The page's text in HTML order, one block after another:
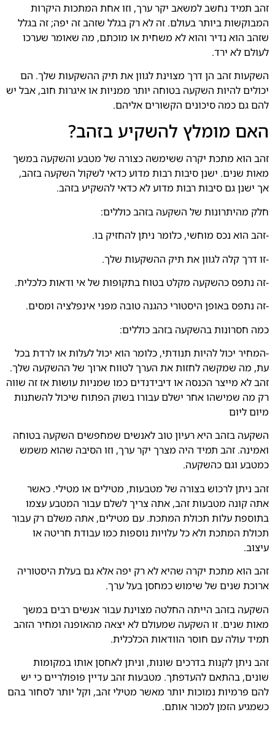
זהב תמיד נחשב למשאב יקר ערך, וזו אחת המתכות היקרות
המבוקשות ביותר בעולם. זה לא רק בגלל שזהב זה יפה; זה בגלל
שזהב הוא נדיר והוא לא משחית או מוכתם, מה שאומר שערכו
לעולם לא ירד.
השקעות זהב הן דרך מצוינת לגוון את תיק ההשקעות שלך. הם
יכולים להיות השקעה בטוחה יותר ממניות או איגרות חוב, אבל יש
להם גם כמה סיכונים הקשורים אליהם.
האם מומלץ להשקיע בזהב?
זהב הוא מתכת יקרה ששימשה כצורה של מטבע והשקעה במשך
מאות שנים. ישנן סיבות רבות מדוע כדאי לשקול השקעה בזהב,
אך ישנן גם סיבות רבות מדוע לא כדאי להשקיע בזהב.
חלק מהיתרונות של השקעה בזהב כוללים:
-זהב הוא נכס מוחשי, כלומר ניתן להחזיק בו.
-זו דרך קלה לגוון את תיק ההשקעות שלך.
-זה נתפס כהשקעה מקלט בטוח בתקופות של אי ודאות כלכלית.
-זה נתפס באופן היסטורי כהגנה טובה מפני אינפלציה ומסים.
כמה חסרונות בהשקעה בזהב כוללים:
-המחיר יכול להיות תנודתי, כלומר הוא יכול לעלות או לרדת בכל
עת, מה שמקשה לחזות את הערך לטווח ארוך של ההשקעה שלך.
זהב לא מייצר הכנסה או דיבידנדים כמו שמניות עושות אז זה שווה
רק מה שמישהו אחר ישלם עבורו בשוק הפתוח שיכול להשתנות
מיום ליום
השקעה בזהב היא רעיון טוב לאנשים שמחפשים השקעה בטוחה
ואמינה. זהב תמיד היה מצרך יקר ערך, וזו הסיבה שהוא משמש
כמטבע וגם כהשקעה.
זהב ניתן לרכוש בצורה של מטבעות, מטילים או מטילי. כאשר
אתה קונה מטבעות זהב, אתה צריך לשלם עבור המטבע עצמו
בתוספת עלות תכולת המתכת. עם מטילים, אתה משלם רק עבור
תכולת המתכת ולא כל עלויות נוספות כמו עבודת חריטה או
עיצוב.
זהב הוא מתכת יקרה שהיא לא רק יפה אלא גם בעלת היסטוריה
ארוכת שנים של שימוש כמחסן בעל ערך.
השקעה בזהב הייתה החלטה מצוינת עבור אנשים רבים במשך
מאות שנים. זו השקעה שמעולם לא יצאה מהאופנה ומחיר הזהב
תמיד עולה עם חוסר הוודאות הכלכלית.
זהב ניתן לקנות בדרכים שונות, וניתן לאחסן אותו במקומות
שונים, בהתאם להעדפתך. מטבעות זהב עדיין פופולריים כי יש
להם פרמיות נמוכות יותר מאשר מטילי זהב, וקל יותר לסחור בהם
כשמגיע הזמן למכור אותם.